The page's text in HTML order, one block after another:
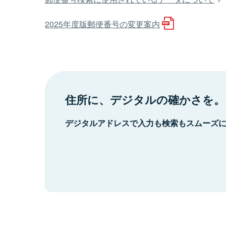
2025年度版郵便番号の変更案内
住所に、デジタルの確かさを。
デジタルアドレスで入力も検索もスムーズ